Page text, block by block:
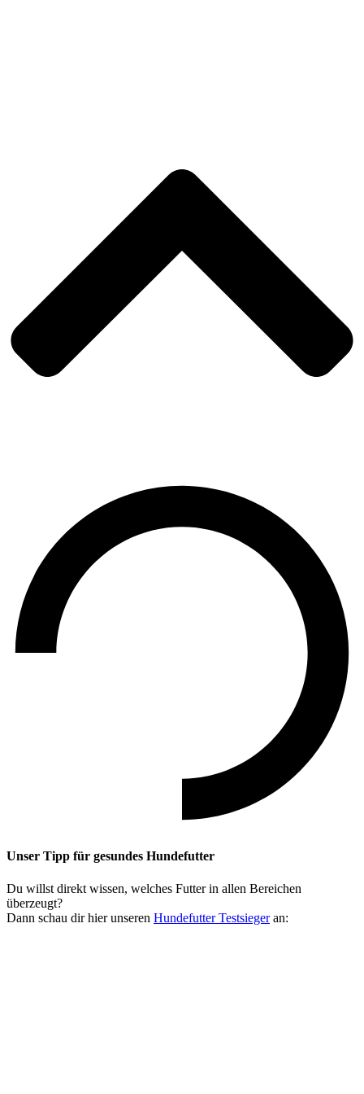
Unser Tipp für gesundes Hundefutter
Du willst direkt wissen, welches Futter in allen Bereichen
überzeugt?
Dann schau dir hier unseren Hundefutter Testsiegeran: